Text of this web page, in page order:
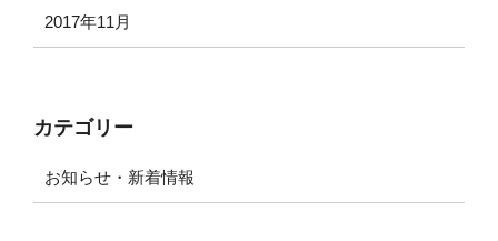
2017年11月
カテゴリー
お知らせ・新着情報